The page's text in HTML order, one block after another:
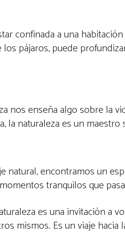
confinada a una
pájaros, puede
nos enseña algo sobre la
la naturaleza es un
natural, encontramos un
tranquilos que
es una invitación a
mismos. Es un viaje